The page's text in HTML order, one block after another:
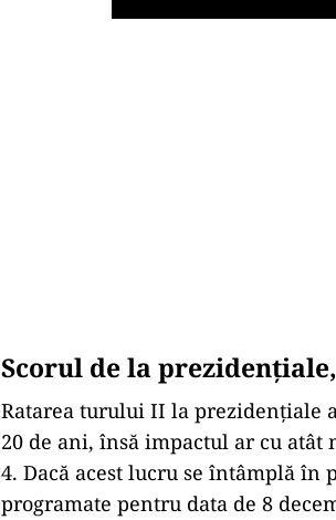
Scorul de la
Ratarea turului II la
20 de ani, însă impactul ar cu
4. Dacă acest lucru se întâmplă
programate pentru data de 8